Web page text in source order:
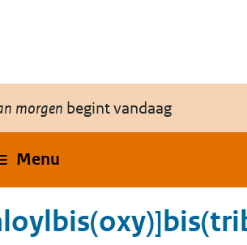
morgen begint vandaag
Menu